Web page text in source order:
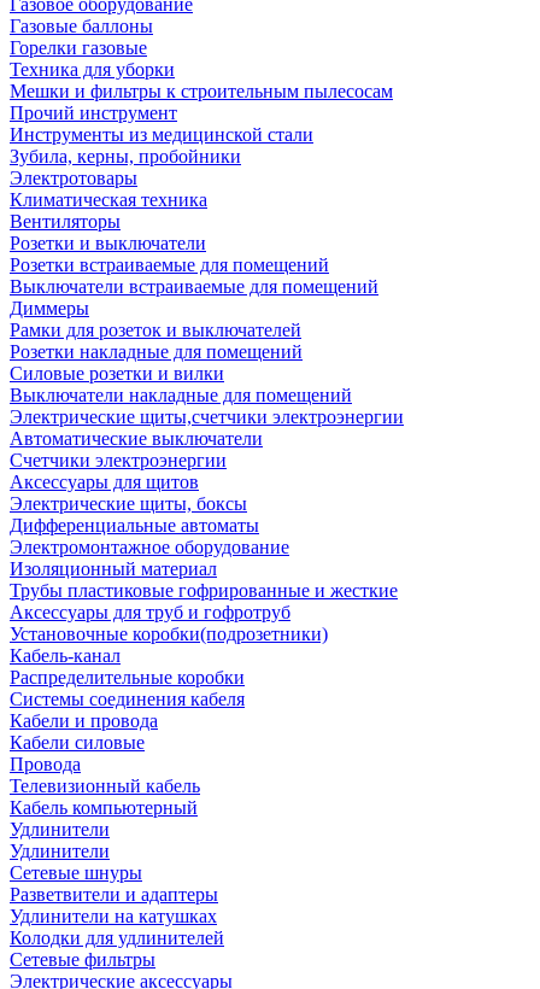
Газовое оборудование
Газовые баллоны
Горелки газовые
Техника для уборки
Мешки и фильтры к строительным пылесосам
Прочий инструмент
Инструменты из медицинской стали
Зубила, керны, пробойники
Электротовары
Климатическая техника
Вентиляторы
Розетки и выключатели
Розетки встраиваемые для помещений
Выключатели встраиваемые для помещений
Диммеры
Рамки для розеток и выключателей
Розетки накладные для помещений
Силовые розетки и вилки
Выключатели накладные для помещений
Электрические щиты,счетчики электроэнергии
Автоматические выключатели
Счетчики электроэнергии
Аксессуары для щитов
Электрические щиты, боксы
Дифференциальные автоматы
Электромонтажное оборудование
Изоляционный материал
Трубы пластиковые гофрированные и жесткие
Аксессуары для труб и гофротруб
Установочные коробки(подрозетники)
Кабель-канал
Распределительные коробки
Системы соединения кабеля
Кабели и провода
Кабели силовые
Провода
Телевизионный кабель
Кабель компьютерный
Удлинители
Удлинители
Сетевые шнуры
Разветвители и адаптеры
Удлинители на катушках
Колодки для удлинителей
Сетевые фильтры
Электрические аксессуары